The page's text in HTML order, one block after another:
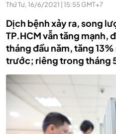
Thứ Tư, 16/6/2021 | 15:55 GMT+7
Dịch bệnh xảy ra, song
TP.HCM vẫn tăng mạnh,
tháng đầu năm, tăng
trước; riêng trong tháng